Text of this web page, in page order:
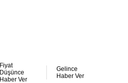
Fiyat
Düşünce
Haber Ver
Gelince
Haber Ver